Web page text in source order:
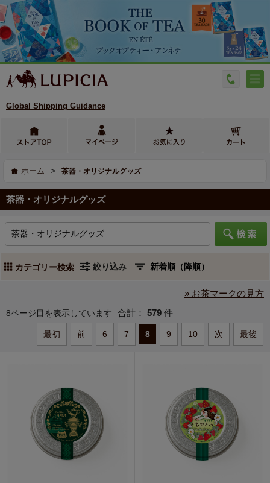
Global Shipping Guidance
ホーム > 茶器・オリジナルグッズ
茶器・オリジナルグッズ
カテゴリー検索 絞り込み
» お茶マークの見方
8ページ目を表示しています 合計： 579 件
最初 前 6 7 8 9 10 次 最後